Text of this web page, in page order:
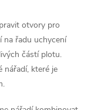
otvory pro
na řadu uchycení
částí plotu.
nářadí, které je